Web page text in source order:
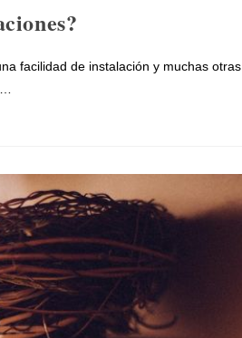
facilidad de instalación y muchas otras